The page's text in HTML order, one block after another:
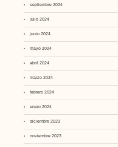
septiembre 2024
julio 2024
junio 2024
mayo 2024
abril 2024
marzo 2024
febrero 2024
enero 2024
diciembre 2023
noviembre 2023